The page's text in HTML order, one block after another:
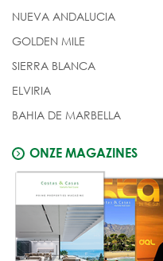
NUEVA ANDALUCIA
GOLDEN MILE
SIERRA BLANCA
ELVIRIA
BAHIA DE MARBELLA
ONZE MAGAZINES